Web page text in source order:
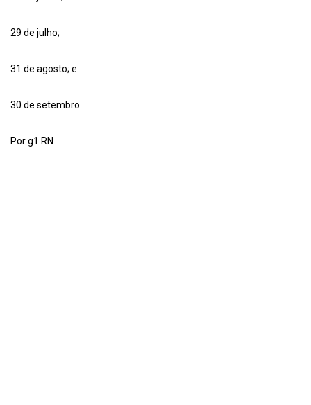
29 de julho;
31 de agosto; e
30 de setembro
Por g1 RN